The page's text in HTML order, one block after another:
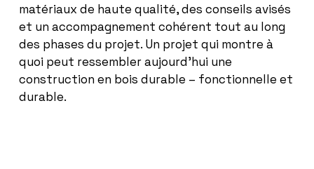
matériaux de haute qualité, des conseils avisés
et un accompagnement cohérent tout au long
des phases du projet. Un projet qui montre à
quoi peut ressembler aujourd’hui une
construction en bois durable – fonctionnelle et
durable.